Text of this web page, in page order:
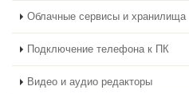
Облачные сервисы и хранилища
Подключение телефона к ПК
Видео и аудио редакторы